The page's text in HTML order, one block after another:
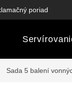
poriadok
Sada 5 balení